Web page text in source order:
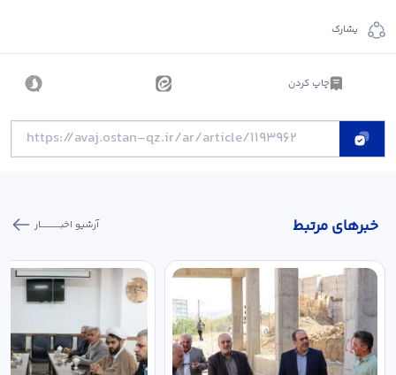
يشارك
چاپ کردن
خبر‌های مرتبط آرشیو اخبـــــــــــار